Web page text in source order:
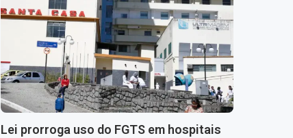
Lei prorroga uso do FGTS em hospitais